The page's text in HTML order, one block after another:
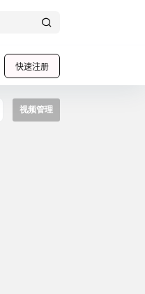
快速注册
视频管理